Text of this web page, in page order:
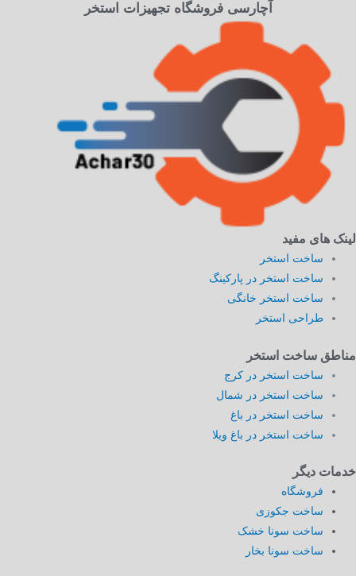
آچارسی فروشگاه تجهیزات استخر
لینک های مفید
ساخت استخر
ساخت استخر در پارکینگ
ساخت استخر خانگی
طراحی استخر
مناطق ساخت استخر
ساخت استخر در کرج
ساخت استخر در شمال
ساخت استخر در باغ
ساخت استخر در باغ ویلا
خدمات دیگر
فروشگاه
ساخت جکوزی
ساخت سونا خشک
ساخت سونا بخار